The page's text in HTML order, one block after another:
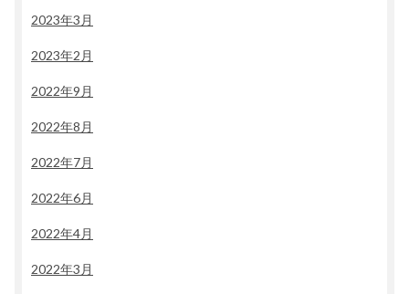
2023年3月
2023年2月
2022年9月
2022年8月
2022年7月
2022年6月
2022年4月
2022年3月